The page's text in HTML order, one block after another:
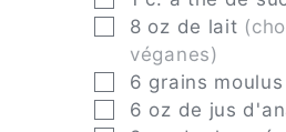
▢
8 oz de lait
véganes)
▢
6 grains
▢
6 oz de jus